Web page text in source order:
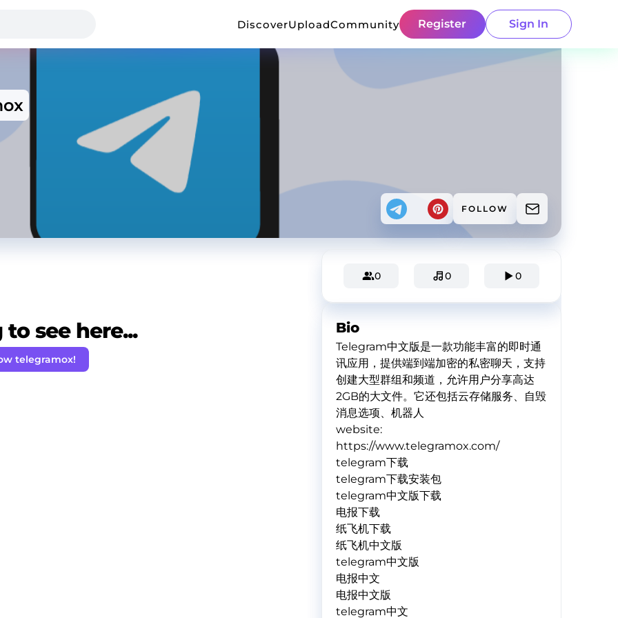
DiscoverUploadCommunity Register Sign In
FOLLOW
see here...
telegramox!
0 0 0
Bio
Telegram中文版是一款功能丰富的即时通
讯应用，提供端到端加密的私密聊天，支持
创建大型群组和频道，允许用户分享高达
2GB的大文件。它还包括云存储服务、自毁
消息选项、机器人
website:
https://www.telegramox.com/
telegram下载
telegram下载安装包
telegram中文版下载
电报下载
纸飞机下载
纸飞机中文版
telegram中文版
电报中文
电报中文版
telegram中文